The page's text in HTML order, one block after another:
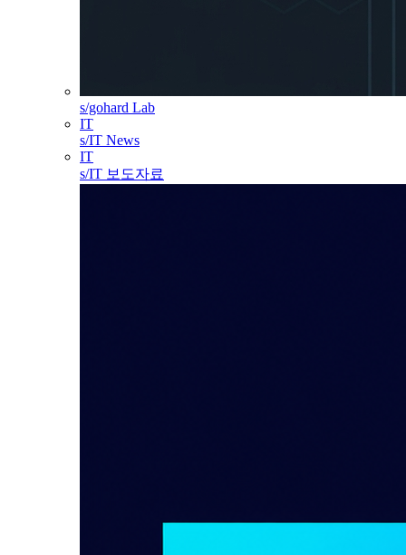
s/gohard Lab
IT
s/IT News
IT
s/IT 보도자료